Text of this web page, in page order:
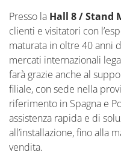
Presso la Hall 8 / Stand
clienti e visitatori con
maturata in oltre 40 anni
mercati internazionali
farà grazie anche al
filiale, con sede nella
riferimento in Spagna e
assistenza rapida e di
all’installazione, fino alla
vendita.